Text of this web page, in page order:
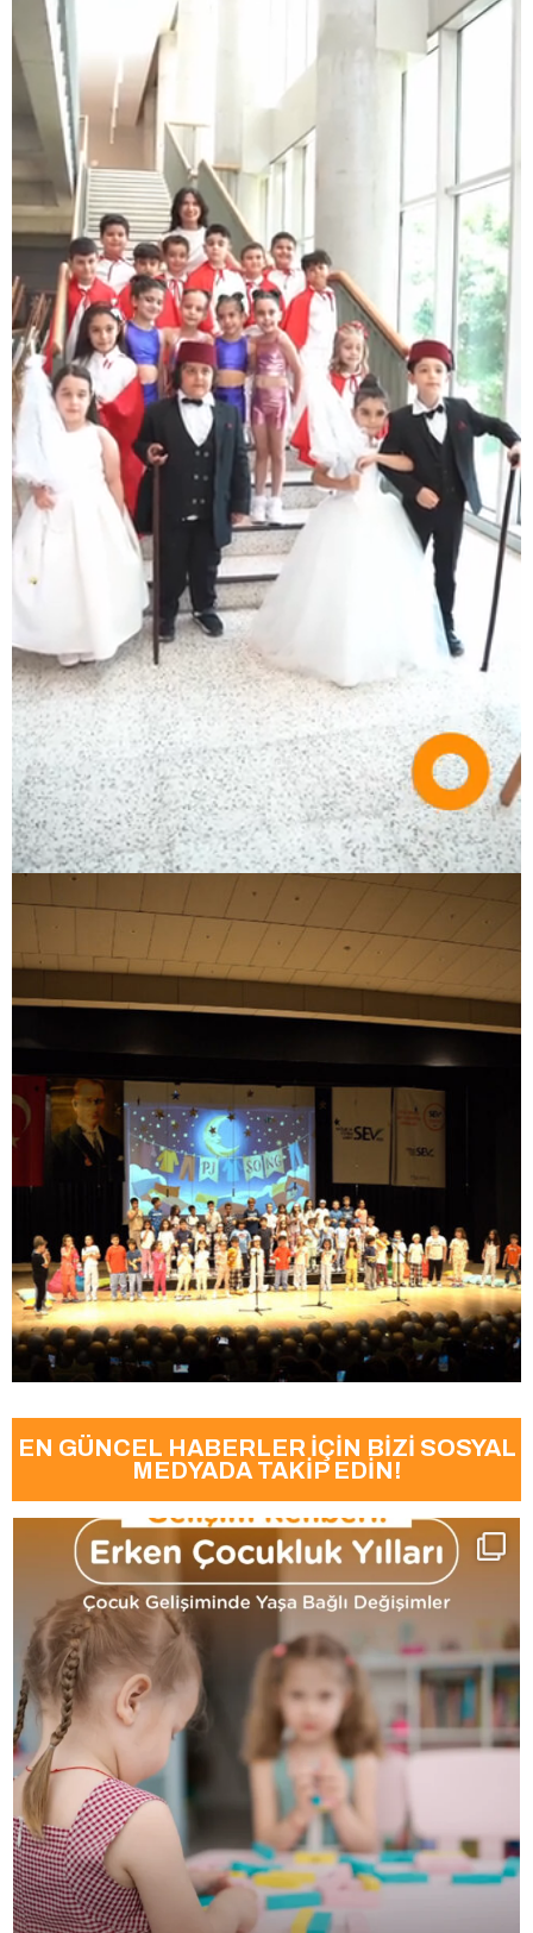
EN GÜNCEL HABERLER İÇİN BİZİ SOSYAL
MEDYADA TAKİP EDİN!